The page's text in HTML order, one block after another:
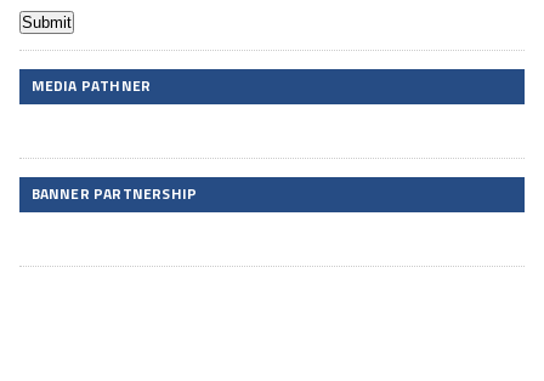
MEDIA PATHNER
BANNER PARTNERSHIP